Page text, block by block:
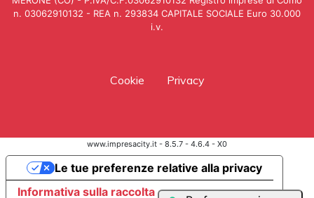
n. 03062910132 - REA n. 293834 CAPITALE SOCIALE Euro 30.000
i.v.
Cookie Privacy
www.impresacity.it - 8.5.7 - 4.6.4 - X0
Informativa sulla raccolta
Le tue preferenze relative alla privacy